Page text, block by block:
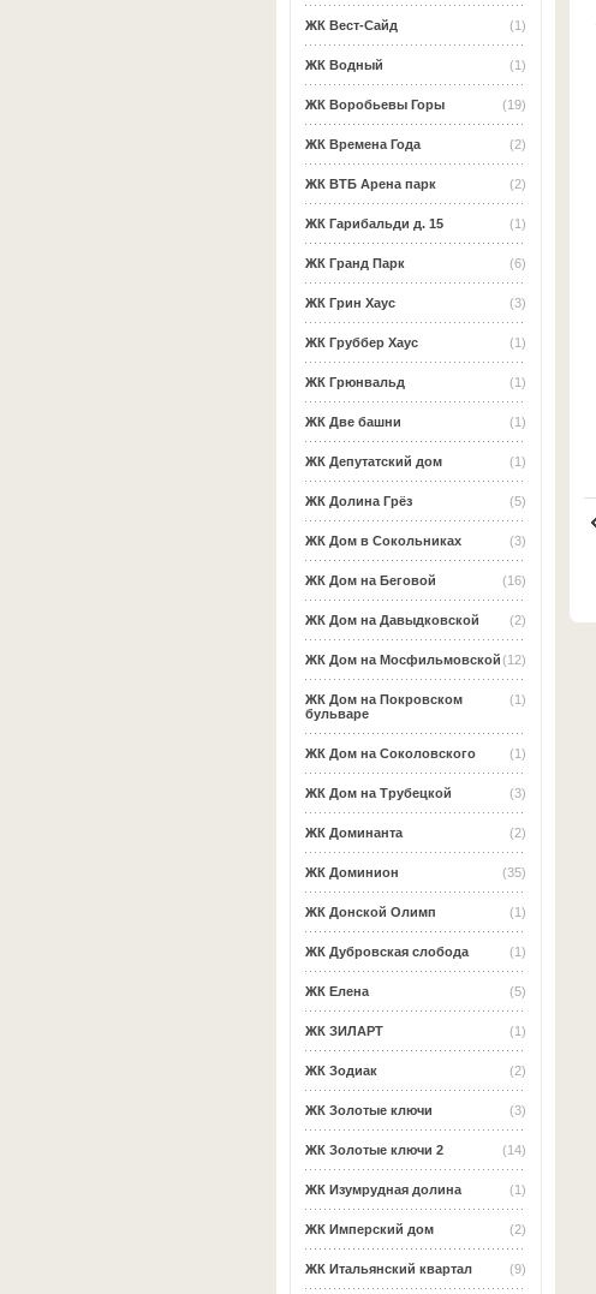
(1)
ЖК Вест-Сайд
(1)
ЖК Водный
(19)
ЖК Воробьевы Горы
(2)
ЖК Времена Года
(2)
ЖК ВТБ Арена парк
(1)
ЖК Гарибальди д. 15
(6)
ЖК Гранд Парк
(3)
ЖК Грин Хаус
(1)
ЖК Груббер Хаус
(1)
ЖК Грюнвальд
(1)
ЖК Две башни
(1)
ЖК Депутатский дом
(5)
ЖК Долина Грёз
(3)
ЖК Дом в Сокольниках
(16)
ЖК Дом на Беговой
(2)
ЖК Дом на Давыдковской
(12)
ЖК Дом на Мосфильмовской
(1)
ЖК Дом на Покровском
бульваре
(1)
ЖК Дом на Соколовского
(3)
ЖК Дом на Трубецкой
(2)
ЖК Доминанта
(35)
ЖК Доминион
(1)
ЖК Донской Олимп
(1)
ЖК Дубровская слобода
(5)
ЖК Елена
(1)
ЖК ЗИЛАРТ
(2)
ЖК Зодиак
(3)
ЖК Золотые ключи
(14)
ЖК Золотые ключи 2
(1)
ЖК Изумрудная долина
(2)
ЖК Имперский дом
(9)
ЖК Итальянский квартал